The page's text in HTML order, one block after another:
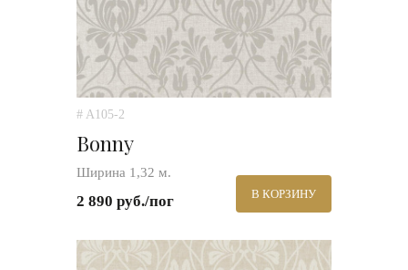
# A105-2
Bonny
Ширина 1,32 м.
2 890 руб./пог В КОРЗИНУ